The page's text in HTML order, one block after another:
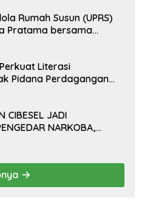
Rumah Susun (UPRS)
Pratama bersama
Literasi
Pidana Perdagangan
CIBESEL JADI
NARKOBA,